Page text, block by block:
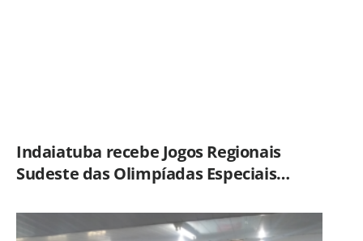
Indaiatuba recebe Jogos Regionais
Sudeste das Olimpíadas Especiais